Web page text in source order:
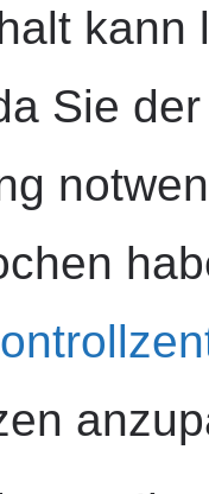
kann
Sie